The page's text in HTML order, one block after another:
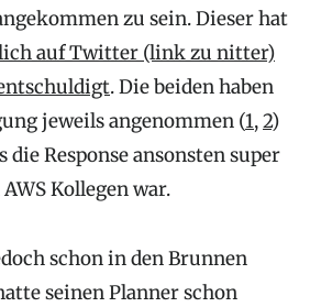
zu sein. Dieser hat
auf Twitter (link zu nitter)
. Die beiden haben
jeweils angenommen (1,2)
die Response ansonsten super
Kollegen war.
schon in den Brunnen
seinen Planner schon